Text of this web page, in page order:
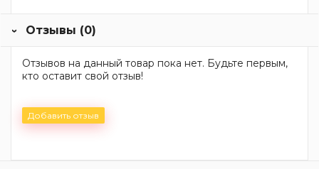
Отзывы (0)
Отзывов на данный товар пока нет. Будьте первым,
кто оставит свой отзыв!
Добавить отзыв